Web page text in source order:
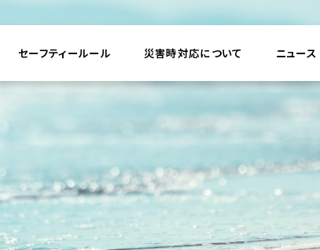
セーフティールール 災害時対応について ニュース